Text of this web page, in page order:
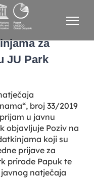
za
JU Park
broj 33/2019
u javnu
objavljuje Poziv na
koji su
prijave za
prirode Papuk te
natječaja